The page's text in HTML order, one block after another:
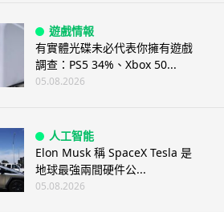
遊戲情報
有實體光碟未必代表你擁有遊戲
調查：PS5 34%、Xbox 50...
05.08.2026
人工智能
Elon Musk 稱 SpaceX Tesla 是
地球最強兩間硬件公...
05.08.2026